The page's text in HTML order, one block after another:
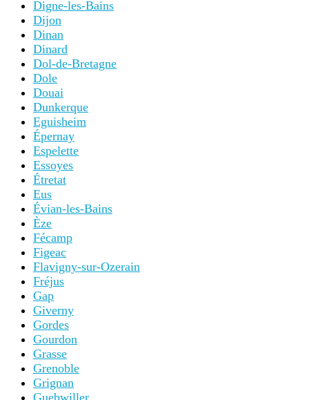
Digne-les-Bains
Dijon
Dinan
Dinard
Dol-de-Bretagne
Dole
Douai
Dunkerque
Eguisheim
Épernay
Espelette
Essoyes
Étretat
Eus
Évian-les-Bains
Èze
Fécamp
Figeac
Flavigny-sur-Ozerain
Fréjus
Gap
Giverny
Gordes
Gourdon
Grasse
Grenoble
Grignan
Guebwiller